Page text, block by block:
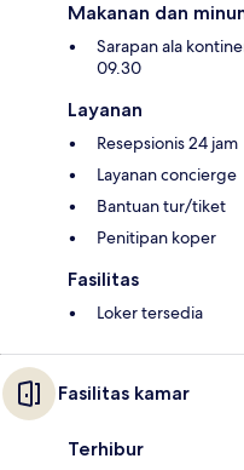
Makanan dan
Sarapan ala
09.30
Layanan
Resepsionis 24 jam
Layanan concierge
Bantuan tur/tiket
Penitipan koper
Fasilitas
Loker tersedia
Fasilitas kamar
Terhibur